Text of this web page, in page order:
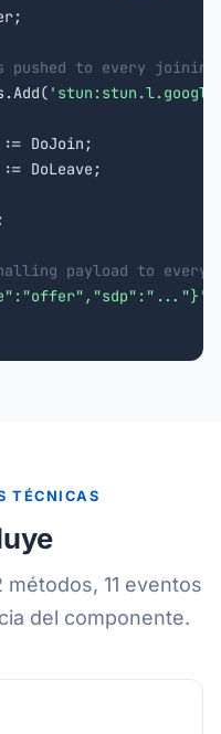
pushed to every
DoJoin;
DoLeave;
payload to every
TÉCNICAS
11 eventos
del componente.